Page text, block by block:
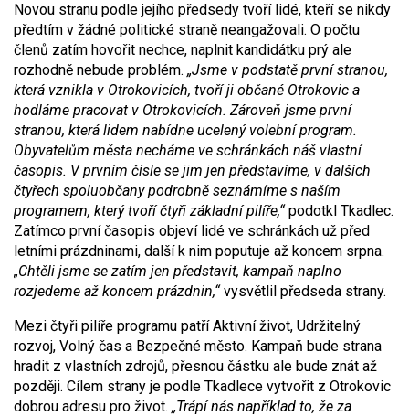
Novou stranu podle jejího předsedy tvoří lidé, kteří se nikdy
předtím v žádné politické straně neangažovali. O počtu
členů zatím hovořit nechce, naplnit kandidátku prý ale
rozhodně nebude problém. „Jsme v podstatě první stranou,
která vznikla v Otrokovicích, tvoří ji občané Otrokovic a
hodláme pracovat v Otrokovicích. Zároveň jsme první
stranou, která lidem nabídne ucelený volební program.
Obyvatelům města necháme ve schránkách náš vlastní
časopis. V prvním čísle se jim jen představíme, v dalších
čtyřech spoluobčany podrobně seznámíme s naším
programem, který tvoří čtyři základní pilíře,“podotkl Tkadlec.
Zatímco první časopis objeví lidé ve schránkách už před
letními prázdninami, další k nim poputuje až koncem srpna.
„Chtěli jsme se zatím jen představit, kampaň naplno
rozjedeme až koncem prázdnin,“vysvětlil předseda strany.
Mezi čtyři pilíře programu patří Aktivní život, Udržitelný
rozvoj, Volný čas a Bezpečné město. Kampaň bude strana
hradit z vlastních zdrojů, přesnou částku ale bude znát až
později. Cílem strany je podle Tkadlece vytvořit z Otrokovic
dobrou adresu pro život. „Trápí nás například to, že za